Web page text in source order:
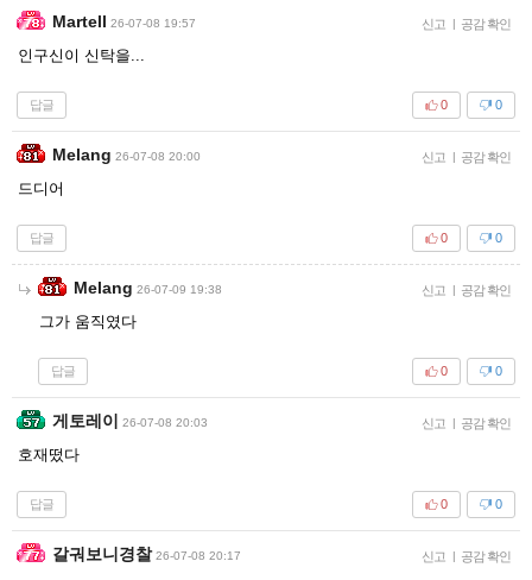
Martell 26-07-08 19:57 신고 | 공감 확인
인구신이 신탁을...
답글 0
0
Melang 26-07-08 20:00 신고 | 공감 확인
드디어
답글 0
0
Melang 26-07-09 19:38 신고 | 공감 확인
그가 움직였다
답글 0
0
게토레이 26-07-08 20:03 신고 | 공감 확인
호재떴다
답글 0
0
갈궈보니경찰 26-07-08 20:17 신고 | 공감 확인